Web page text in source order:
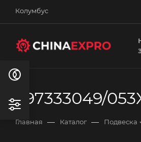
Колумбус
997333049/
Главная — Каталог — Подвеска